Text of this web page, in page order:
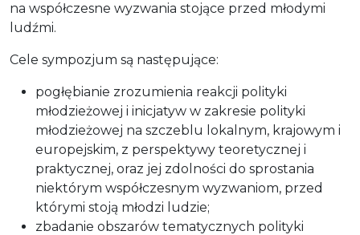
na współczesne wyzwania stojące przed młodymi
ludźmi.
Cele sympozjum są następujące:
pogłębianie zrozumienia reakcji polityki
młodzieżowej i inicjatyw w zakresie polityki
młodzieżowej na szczeblu lokalnym, krajowym i
europejskim, z perspektywy teoretycznej i
praktycznej, oraz jej zdolności do sprostania
niektórym współczesnym wyzwaniom, przed
którymi stoją młodzi ludzie;
zbadanie obszarów tematycznych polityki